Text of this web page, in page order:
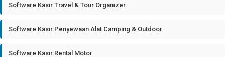
Software Kasir Travel & Tour Organizer
Software Kasir Penyewaan Alat Camping & Outdoor
Software Kasir Rental Motor